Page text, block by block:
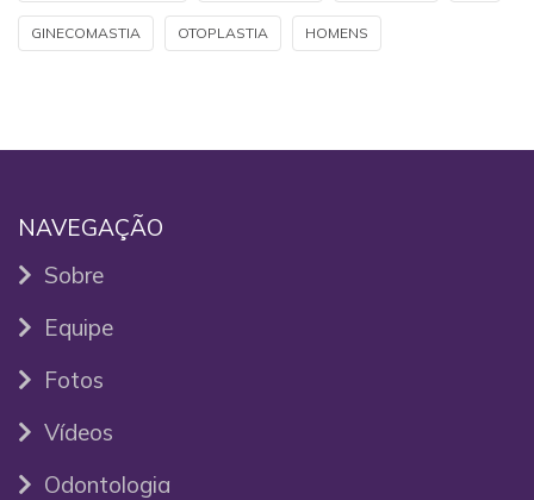
GINECOMASTIA OTOPLASTIA HOMENS
NAVEGAÇÃO
Sobre
Equipe
Fotos
Vídeos
Odontologia